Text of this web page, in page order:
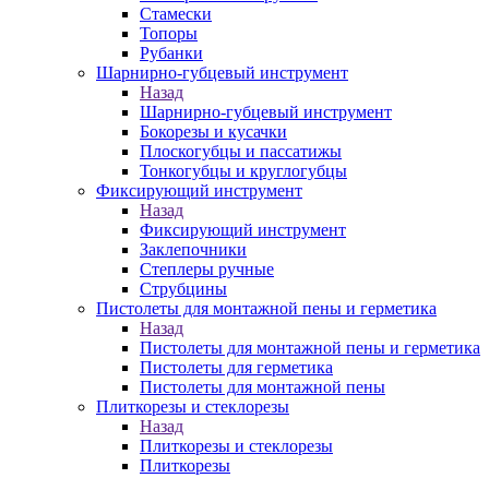
Стамески
Топоры
Рубанки
Шарнирно-губцевый инструмент
Назад
Шарнирно-губцевый инструмент
Бокорезы и кусачки
Плоскогубцы и пассатижы
Тонкогубцы и круглогубцы
Фиксирующий инструмент
Назад
Фиксирующий инструмент
Заклепочники
Степлеры ручные
Струбцины
Пистолеты для монтажной пены и герметика
Назад
Пистолеты для монтажной пены и герметика
Пистолеты для герметика
Пистолеты для монтажной пены
Плиткорезы и стеклорезы
Назад
Плиткорезы и стеклорезы
Плиткорезы